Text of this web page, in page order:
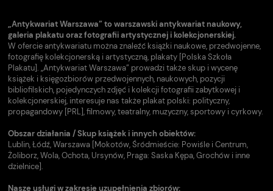
„Antykwariat Warszawa” to warszawski antykwariat naukowy,
galeria plakatu oraz fotografii artystycznej i kolekcjonerskiej.
W ofercie antykwariatu można znaleźć książki naukowe, przedwojenne,
fotografię kolekcjonerską i artystyczną, plakaty [Polska Szkoła
Plakatu]. „Antykwariat Warszawa” prowadzi także skup i wycenę
książek i księgozbiorów przedwojennych, naukowych, pozycji
bibliofilskich, pojedynczych zdjęć i kolekcji fotografii zabytkowej i
kolekcjonerskiej, interesuje nas także plakat polski: polityczny,
propagandowy [PRL], filmowy, teatralny, muzyczny, sportowy i cyrkowy.
Obszar działania / Skup książek i innych obiektów:
Lublin, Łódź, Warszawa [Mokotów, Śródmieście: Powiśle i Centrum,
Żoliborz, Wola, Ochota, Ursynów, Praga: Saska Kępa, Grochów i inne
dzielnice].
Nasze usługi w zakresie uzupełnienia zbiorów: